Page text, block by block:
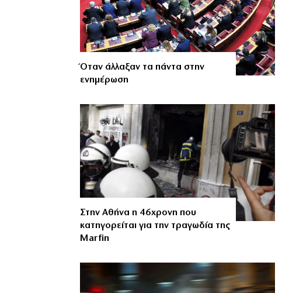
Όταν άλλαξαν τα πάντα στην
ενημέρωση
Στην Αθήνα η 46χρονη που
κατηγορείται για την τραγωδία της
Marfin